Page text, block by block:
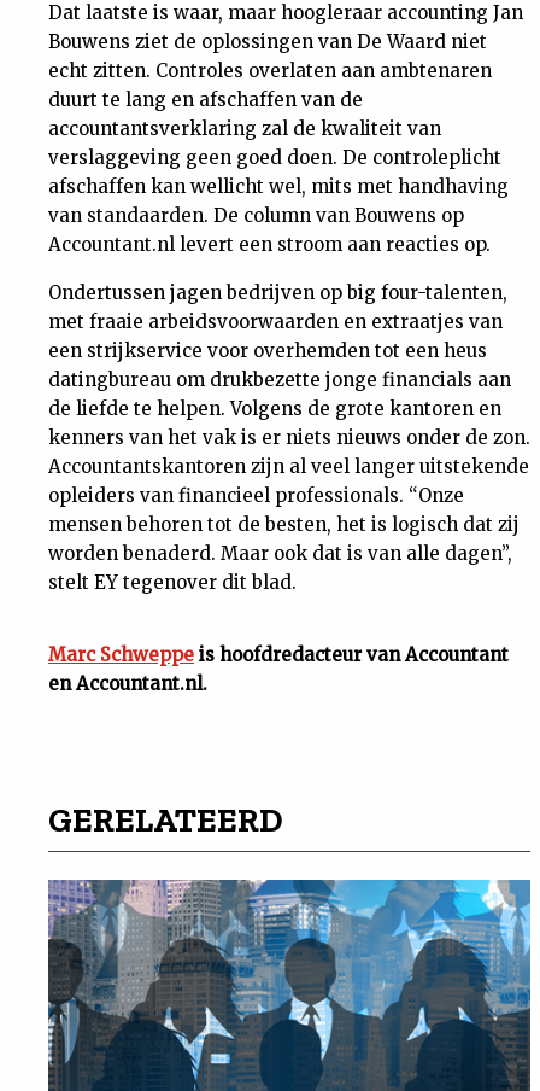
Dat laatste is waar, maar hoogleraar accounting Jan
Bouwens ziet de oplossingen van De Waard niet
echt zitten. Controles overlaten aan ambtenaren
duurt te lang en afschaffen van de
accountantsverklaring zal de kwaliteit van
verslaggeving geen goed doen. De controleplicht
afschaffen kan wellicht wel, mits met handhaving
van standaarden. De column van Bouwens op
Accountant.nl levert een stroom aan reacties op.
Ondertussen jagen bedrijven op big four-talenten,
met fraaie arbeidsvoorwaarden en extraatjes van
een strijkservice voor overhemden tot een heus
datingbureau om drukbezette jonge financials aan
de liefde te helpen. Volgens de grote kantoren en
kenners van het vak is er niets nieuws onder de zon.
Accountantskantoren zijn al veel langer uitstekende
opleiders van financieel professionals. “Onze
mensen behoren tot de besten, het is logisch dat zij
worden benaderd. Maar ook dat is van alle dagen”,
stelt EY tegenover dit blad.
Marc Schweppe is hoofdredacteur van Accountant
en Accountant.nl.
GERELATEERD